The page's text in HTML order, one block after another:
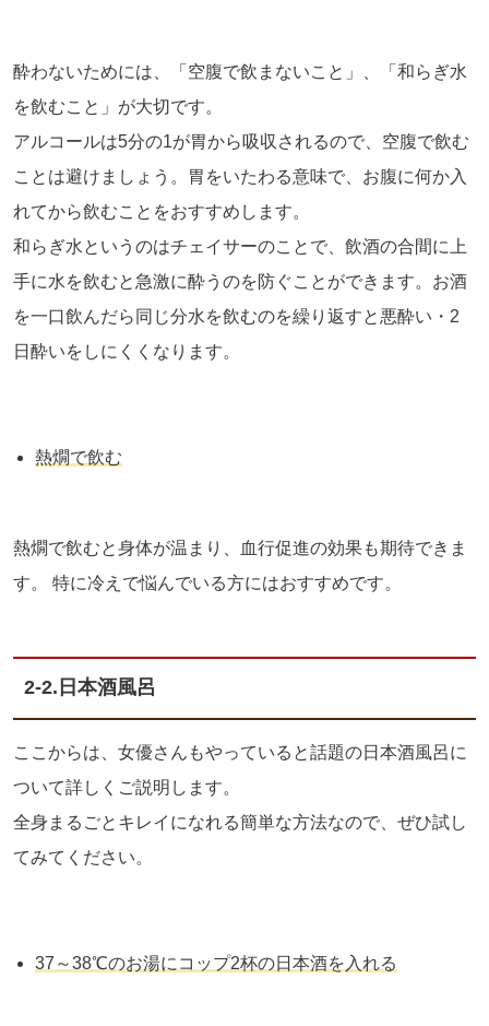
酔わないためには、「空腹で飲まないこと」、「和らぎ水
を飲むこと」が大切です。
アルコールは5分の1が胃から吸収されるので、空腹で飲む
ことは避けましょう。胃をいたわる意味で、お腹に何か入
れてから飲むことをおすすめします。
和らぎ水というのはチェイサーのことで、飲酒の合間に上
手に水を飲むと急激に酔うのを防ぐことができます。お酒
を一口飲んだら同じ分水を飲むのを繰り返すと悪酔い・ 2
日酔いをしにくくなります。
熱燗で飲む
熱燗で飲むと身体が温まり、血行促進の効果も期待できま
す。
特に冷えで悩んでいる方にはおすすめです。
2-2. 日本酒風呂
ここからは、女優さんもやっていると話題の日本酒風呂に
ついて詳しくご説明します。
全身まるごとキレイになれる簡単な方法なので、ぜひ試し
てみてください。
37 ～38℃のお湯にコップ2杯の日本酒を入れる